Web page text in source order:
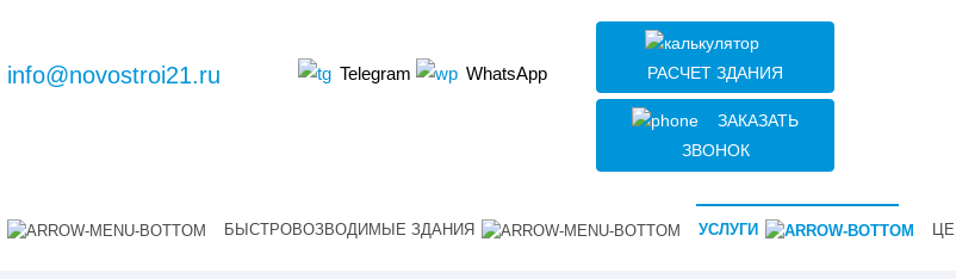
info@novostroi21.ru Telegram WhatsApp РАСЧЕТ ЗДАНИЯ
ЗАКАЗАТЬ
ЗВОНОК
БЫСТРОВОЗВОДИМЫЕ ЗДАНИЯ УСЛУГИ